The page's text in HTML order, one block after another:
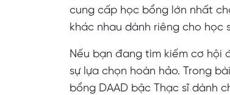
cung cấp học bổng lớn nhất
khác nhau dành riêng cho học
Nếu bạn đang tìm kiếm cơ hội
sự lựa chọn hoàn hảo. Trong
bổng DAAD bậc Thạc sĩ dành